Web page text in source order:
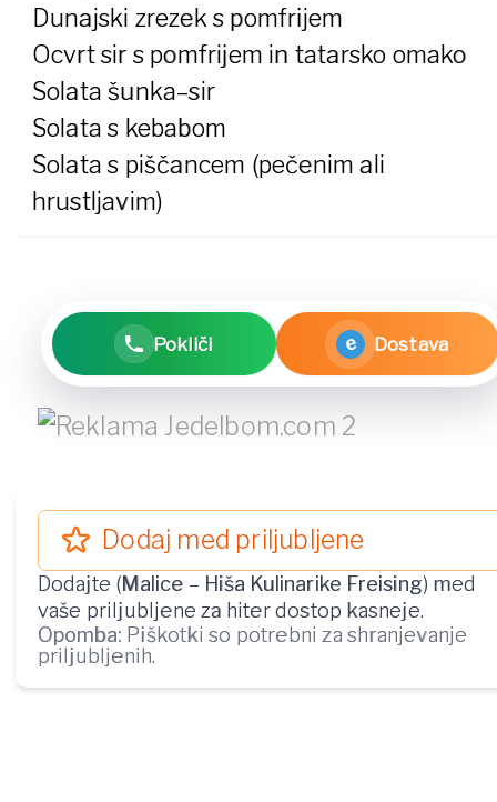
Dunajski zrezek s pomfrijem
Ocvrt sir s pomfrijem in tatarsko omako
Solata šunka–sir
Solata s kebabom
Solata s piščancem (pečenim ali
hrustljavim)
Pokliči e Dostava
Dodaj med priljubljene
Dodajte (Malice – Hiša Kulinarike Freising) med
vaše priljubljene za hiter dostop kasneje.
Opomba: Piškotki so potrebni za shranjevanje
priljubljenih.